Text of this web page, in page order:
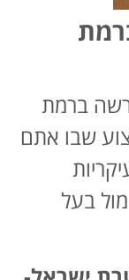
ברמת
שבו אתם
בעל